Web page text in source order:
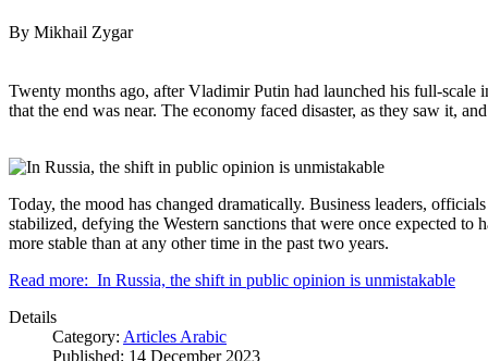
By Mikhail Zygar
Twenty months ago, after Vladimir Putin had launched his full-
that the end was near. The economy faced disaster, as they saw it,
Today, the mood has changed dramatically. Business leaders,
stabilized, defying the Western sanctions that were once expected to
more stable than at any other time in the past two years.
Read more: In Russia, the shift in public opinion is unmistakable
Details
Category: Articles Arabic
Published: 14 December 2023